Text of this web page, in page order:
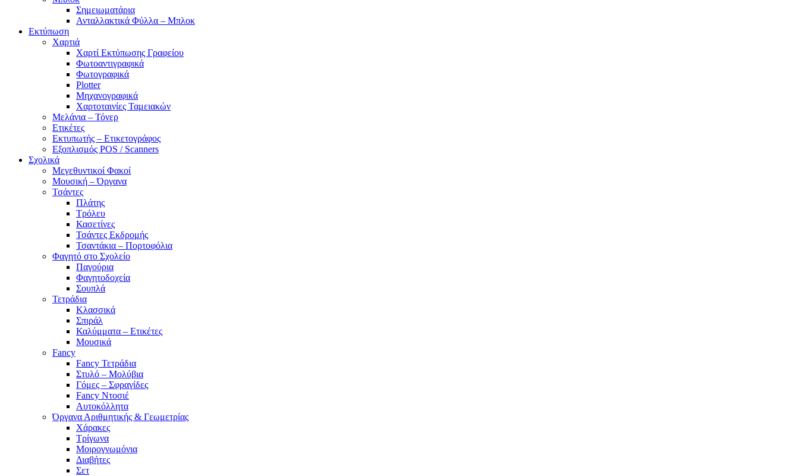
Σημειωματάρια
Ανταλλακτικά Φύλλα – Μπλοκ
Εκτύπωση
Χαρτιά
Χαρτί Εκτύπωσης Γραφείου
Φωτοαντιγραφικά
Φωτογραφικά
Plotter
Μηχανογραφικά
Χαρτοταινίες Ταμειακών
Μελάνια – Τόνερ
Ετικέτες
Εκτυπωτής – Ετικετογράφος
Εξοπλισμός POS / Scanners
Σχολικά
Μεγεθυντικοί Φακοί
Μουσική – Όργανα
Τσάντες
Πλάτης
Τρόλευ
Κασετίνες
Τσάντες Εκδρομής
Τσαντάκια – Πορτοφόλια
Φαγητό στο Σχολείο
Παγούρια
Φαγητοδοχεία
Σουπλά
Τετράδια
Κλασσικά
Σπιράλ
Καλύμματα – Ετικέτες
Μουσικά
Fancy
Fancy Τετράδια
Στυλό – Μολύβια
Γόμες – Σφραγίδες
Fancy Ντοσιέ
Αυτοκόλλητα
Όργανα Αριθμητικής & Γεωμετρίας
Χάρακες
Τρίγωνα
Mοιρογνωμόνια
Διαβήτες
Σετ